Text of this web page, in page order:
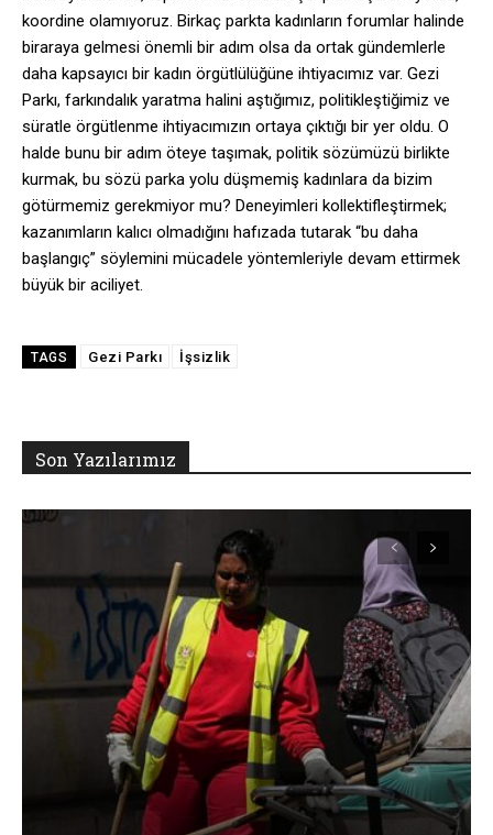
koordine olamıyoruz. Birkaç parkta kadınların forumlar halinde
biraraya gelmesi önemli bir adım olsa da ortak gündemlerle
daha kapsayıcı bir kadın örgütlülüğüne ihtiyacımız var. Gezi
Parkı, farkındalık yaratma halini aştığımız, politikleştiğimiz ve
süratle örgütlenme ihtiyacımızın ortaya çıktığı bir yer oldu. O
halde bunu bir adım öteye taşımak, politik sözümüzü birlikte
kurmak, bu sözü parka yolu düşmemiş kadınlara da bizim
götürmemiz gerekmiyor mu? Deneyimleri kollektifleştirmek;
kazanımların kalıcı olmadığını hafızada tutarak “bu daha
başlangıç” söylemini mücadele yöntemleriyle devam ettirmek
büyük bir aciliyet.
TAGS Gezi Parkı İşsizlik
Son Yazılarımız